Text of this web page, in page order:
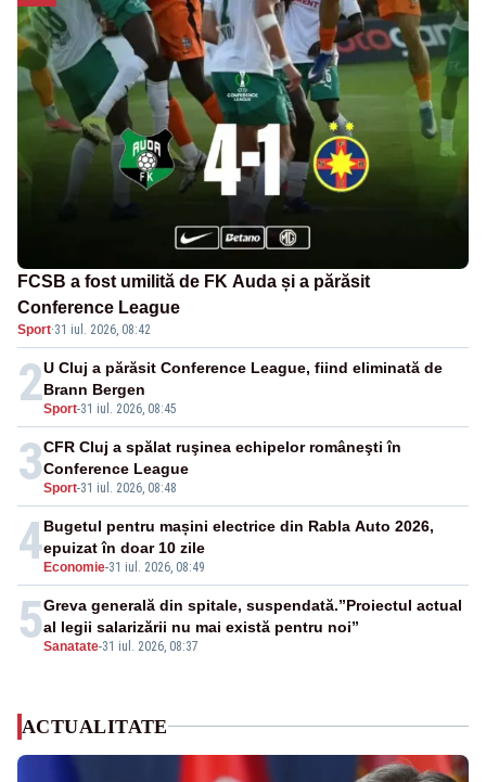
FCSB a fost umilită de FK Auda și a părăsit
Conference League
Sport·31 iul. 2026, 08:42
2Sport-31 iul. 2026, 08:45
U Cluj a părăsit Conference League, fiind eliminată de
Brann Bergen
3Sport-31 iul. 2026, 08:48
CFR Cluj a spălat ruşinea echipelor româneşti în
Conference League
4Economie-31 iul. 2026, 08:49
Bugetul pentru mașini electrice din Rabla Auto 2026,
epuizat în doar 10 zile
5Sanatate-31 iul. 2026, 08:37
Greva generală din spitale, suspendată.”Proiectul actual
al legii salarizării nu mai există pentru noi”
ACTUALITATE